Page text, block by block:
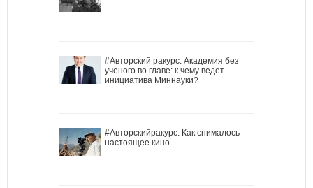
#Авторский ракурс. Академия без
ученого во главе: к чему ведет
инициатива Миннауки?
#Авторскийракурс. Как снималось
настоящее кино